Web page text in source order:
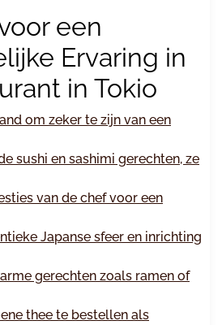
een
Ervaring in
in Tokio
om zeker te zijn van een
sushi en sashimi gerechten, ze
van de chef voor een
Japanse sfeer en inrichting
gerechten zoals ramen of
thee te bestellen als